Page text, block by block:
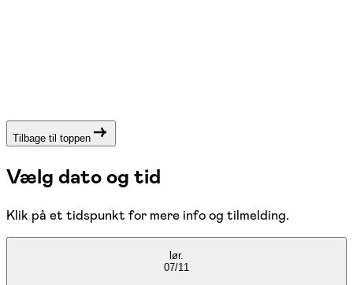
Tilbage til toppen
Vælg dato og tid
Klik på et tidspunkt for mere info og tilmelding.
lør.
07/11